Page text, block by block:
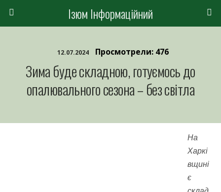
Ізюм Інформаційний
12.07.2024 Просмотрели: 476
Зима буде складною, готуємось до
опалювального сезона – без світла
На
Харкі
вщині
є